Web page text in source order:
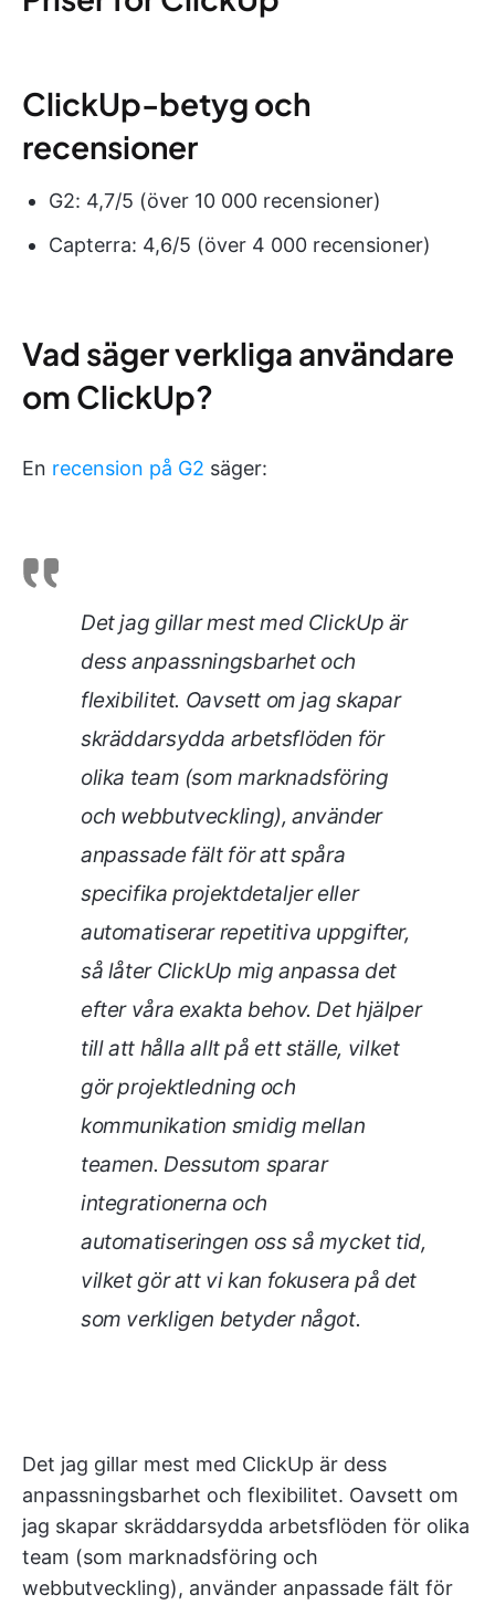
ClickUp-betyg och
recensioner
G2: 4,7/5 (över 10 000 recensioner)
Capterra: 4,6/5 (över 4 000 recensioner)
Vad säger verkliga användare
om ClickUp?
En recension på G2 säger:
Det jag gillar mest med ClickUp är
dess anpassningsbarhet och
flexibilitet. Oavsett om jag skapar
skräddarsydda arbetsflöden för
olika team (som marknadsföring
och webbutveckling), använder
anpassade fält för att spåra
specifika projektdetaljer eller
automatiserar repetitiva uppgifter,
så låter ClickUp mig anpassa det
efter våra exakta behov. Det hjälper
till att hålla allt på ett ställe, vilket
gör projektledning och
kommunikation smidig mellan
teamen. Dessutom sparar
integrationerna och
automatiseringen oss så mycket tid,
vilket gör att vi kan fokusera på det
som verkligen betyder något.
Det jag gillar mest med ClickUp är dess
anpassningsbarhet och flexibilitet. Oavsett om
jag skapar skräddarsydda arbetsflöden för olika
team (som marknadsföring och
webbutveckling), använder anpassade fält för